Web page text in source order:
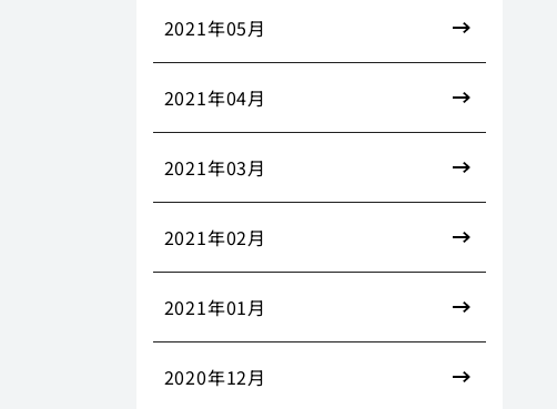
2021年05月
2021年04月
2021年03月
2021年02月
2021年01月
2020年12月